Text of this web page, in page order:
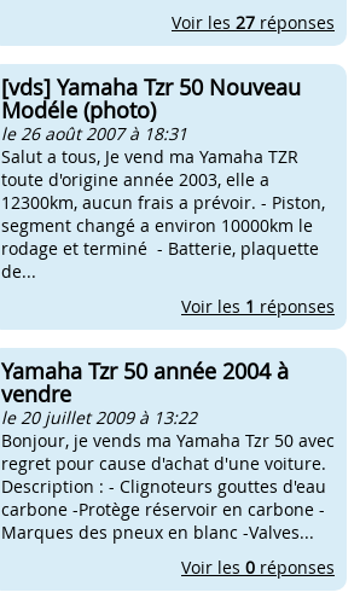
Voir les 27 réponses
[vds] Yamaha Tzr 50 Nouveau
Modéle (photo)
le 26 août 2007 à 18:31
Salut a tous, Je vend ma Yamaha TZR
toute d'origine année 2003, elle a
12300km, aucun frais a prévoir. - Piston,
segment changé a environ 10000km le
rodage et terminé - Batterie, plaquette
de...
Voir les 1 réponses
Yamaha Tzr 50 année 2004 à
vendre
le 20 juillet 2009 à 13:22
Bonjour, je vends ma Yamaha Tzr 50 avec
regret pour cause d'achat d'une voiture.
Description : - Clignoteurs gouttes d'eau
carbone -Protège réservoir en carbone -
Marques des pneux en blanc -Valves...
Voir les 0 réponses